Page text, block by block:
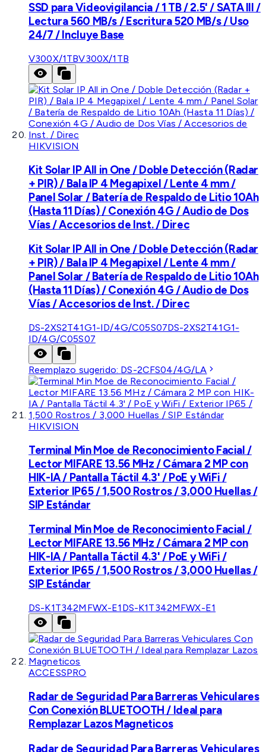
SSD para Videovigilancia / 1 TB / 2.5' / SATA III /
Lectura 560 MB/s / Escritura 520 MB/s / Uso
24/7 / Incluye Base
V300X/1TBV300X/1TB
HIKVISION
Kit Solar IP All in One / Doble Detección (Radar
+ PIR) / Bala IP 4 Megapixel / Lente 4 mm /
Panel Solar / Batería de Respaldo de Litio 10Ah
(Hasta 11 Días) / Conexión 4G / Audio de Dos
Vías / Accesorios de Inst. / Direc
Kit Solar IP All in One / Doble Detección (Radar
+ PIR) / Bala IP 4 Megapixel / Lente 4 mm /
Panel Solar / Batería de Respaldo de Litio 10Ah
(Hasta 11 Días) / Conexión 4G / Audio de Dos
Vías / Accesorios de Inst. / Direc
DS-2XS2T41G1-ID/4G/C05S07DS-2XS2T41G1-
ID/4G/C05S07
Reemplazo sugerido: DS-2CFS04/4G/LA
HIKVISION
Terminal Min Moe de Reconocimiento Facial /
Lector MIFARE 13.56 MHz / Cámara 2 MP con
HIK-IA / Pantalla Táctil 4.3' / PoE y WiFi /
Exterior IP65 / 1,500 Rostros / 3,000 Huellas /
SIP Estándar
Terminal Min Moe de Reconocimiento Facial /
Lector MIFARE 13.56 MHz / Cámara 2 MP con
HIK-IA / Pantalla Táctil 4.3' / PoE y WiFi /
Exterior IP65 / 1,500 Rostros / 3,000 Huellas /
SIP Estándar
DS-K1T342MFWX-E1 DS-K1T342MFWX-E1
ACCESSPRO
Radar de Seguridad Para Barreras Vehiculares
Con Conexión BLUETOOTH / Ideal para
Remplazar Lazos Magneticos
Radar de Seguridad Para Barreras Vehiculares